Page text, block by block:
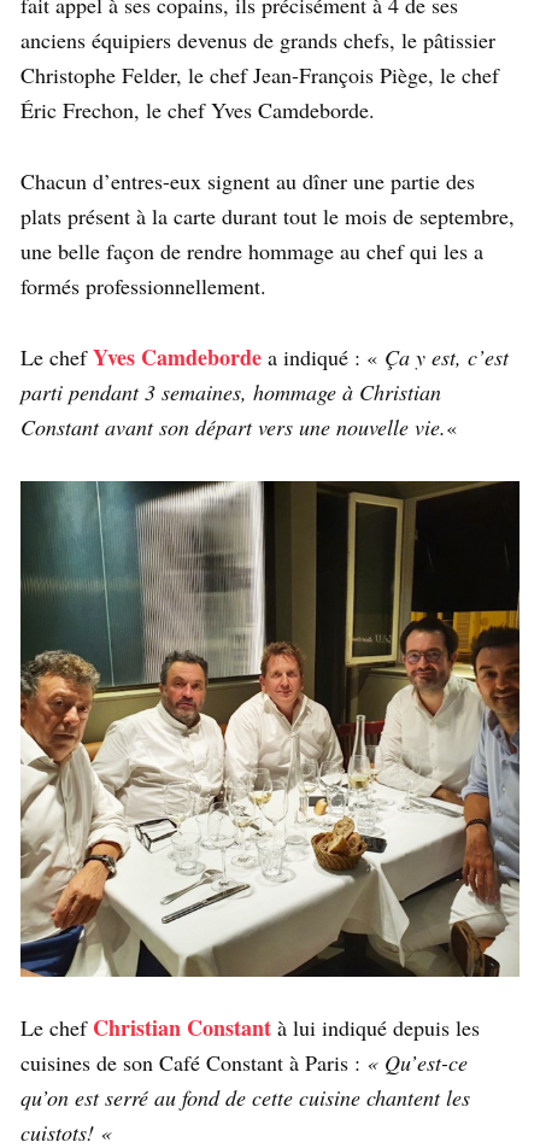
anciens équipiers devenus de grands chefs, le pâtissier
Christophe Felder, le chef Jean-François Piège, le chef
Éric Frechon, le chef Yves Camdeborde.
Chacun d’entres-eux signent au dîner une partie des
plats présent à la carte durant tout le mois de septembre,
une belle façon de rendre hommage au chef qui les a
formés professionnellement.
Le chefYves Camdeborde a indiqué : « Ça y est, c’est
parti pendant 3 semaines, hommage à Christian
Constant avant son départ vers une nouvelle vie.«
Le chef Christian Constant à lui indiqué depuis les
cuisines de son Café Constant à Paris : « Qu’est-ce
qu’on est serré au fond de cette cuisine chantent les
cuistots! «